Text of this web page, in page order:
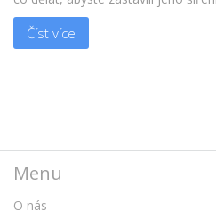
Číst více
Menu
O nás